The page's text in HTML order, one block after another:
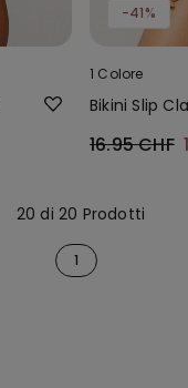
-41%
1 Colore
Bikini Slip
16.95 CHF
20 di 20 Prodotti
1